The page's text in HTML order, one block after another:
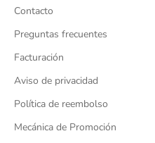
Contacto
Preguntas frecuentes
Facturación
Aviso de privacidad
Política de reembolso
Mecánica de Promoción